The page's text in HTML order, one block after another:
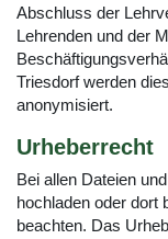
Abschluss der
Lehrenden und der
Triesdorf werden
anonymisiert.
Urheberrecht
Bei allen Dateien
hochladen oder dort
beachten. Das